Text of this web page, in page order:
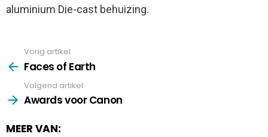
aluminium Die-cast behuizing.
more
Vorig artikel
Faces of Earth
Volgend artikel
Awards voor Canon
MEER VAN: